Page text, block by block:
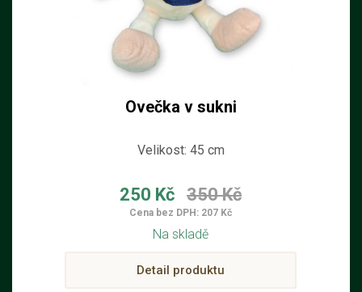
Ovečka v sukni
Velikost: 45 cm
250 Kč 350 Kč
Cena bez DPH: 207 Kč
Na skladě
Detail produktu